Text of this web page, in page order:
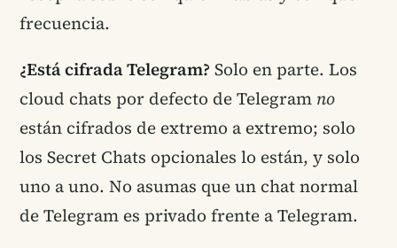
frecuencia.
¿Está cifrada Telegram? Solo en parte. Los
cloud chats por defecto de Telegram no
están cifrados de extremo a extremo; solo
los Secret Chats opcionales lo están, y solo
uno a uno. No asumas que un chat normal
de Telegram es privado frente a Telegram.